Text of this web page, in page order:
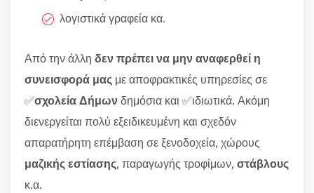
λογιστικά γραφεία κα.
Από την άλλη δεν πρέπει να μην αναφερθεί η
συνεισφορά μας με αποφρακτικές υπηρεσίες σε
✅σχολεία Δήμωνδημόσια και ✅ιδιωτικά. Ακόμη
διενεργείται πολύ εξειδικευμένη και σχεδόν
απαρατήρητη επέμβαση σε ξενοδοχεία, χώρους
μαζικής εστίασης, παραγωγής τροφίμων, στάβλους
κ.α.